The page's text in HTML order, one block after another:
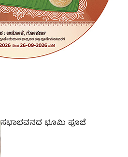
ಸಭಾಭವನದ ಭೂಮಿ ಪೂಜೆ